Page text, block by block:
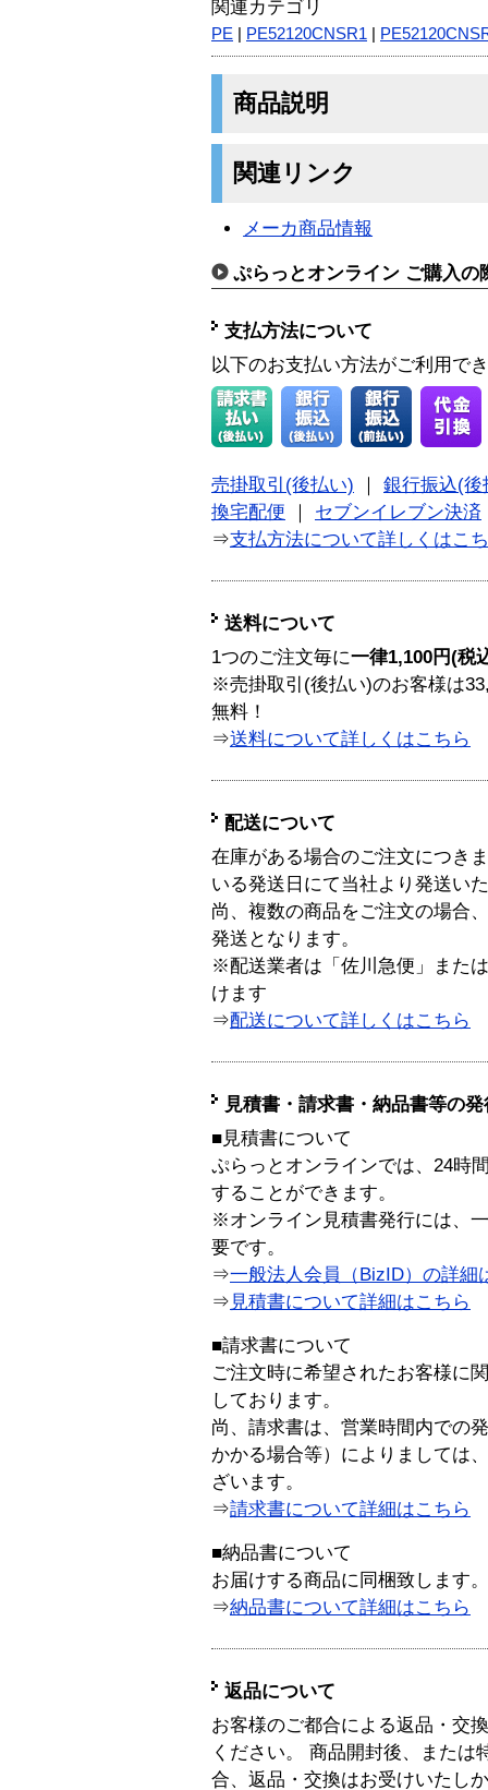
関連カテゴリ
PE PE52120CNSR1
商品説明
関連リンク
メーカ商品情報
ぷらっとオンライン ご購入の
支払方法について
以下のお支払い方法がご利用で
売掛取引(後払い)
銀行振込(後
換宅配便
セブンイレブン決済
⇒支払方法について詳しくはこ
送料について
1つのご注文毎に一律1,100円(税
※売掛取引(後払い)のお客様は
無料！
⇒送料について詳しくはこちら
配送について
在庫がある場合のご注文につき
いる発送日にて当社より発送い
尚、複数の商品をご注文の場合
発送となります。
※配送業者は「佐川急便」また
けます
⇒配送について詳しくはこちら
見積書・請求書・納品書等の
■見積書について
ぷらっとオンラインでは、24時
することができます。
※オンライン見積書発行には、
要です。
⇒一般法人会員（BizID）の詳細
⇒ 見積書について詳細はこちら
■請求書について
ご注文時に希望されたお客様に
しております。
尚、請求書は、営業時間内での
かかる場合等）によりましては
ざいます。
⇒請求書について詳細はこちら
■納品書について
お届けする商品に同梱致します。
⇒納品書について詳細はこちら
返品について
お客様のご都合による返品・交
ください。 商品開封後、または
合、返品・交換はお受けいたし